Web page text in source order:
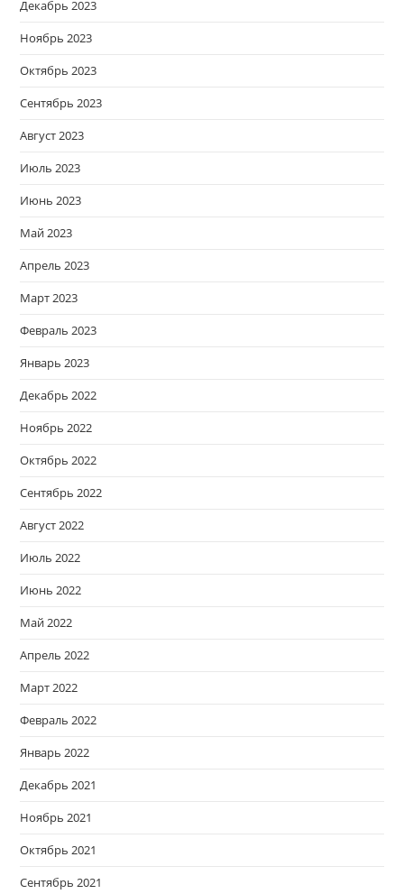
Декабрь 2023
Ноябрь 2023
Октябрь 2023
Сентябрь 2023
Август 2023
Июль 2023
Июнь 2023
Май 2023
Апрель 2023
Март 2023
Февраль 2023
Январь 2023
Декабрь 2022
Ноябрь 2022
Октябрь 2022
Сентябрь 2022
Август 2022
Июль 2022
Июнь 2022
Май 2022
Апрель 2022
Март 2022
Февраль 2022
Январь 2022
Декабрь 2021
Ноябрь 2021
Октябрь 2021
Сентябрь 2021